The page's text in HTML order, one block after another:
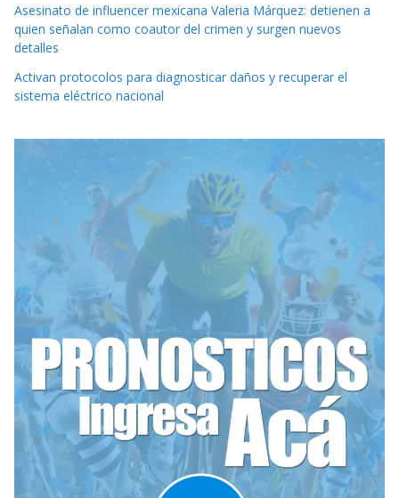
Asesinato de influencer mexicana Valeria Márquez: detienen a
quien señalan como coautor del crimen y surgen nuevos
detalles
Activan protocolos para diagnosticar daños y recuperar el
sistema eléctrico nacional